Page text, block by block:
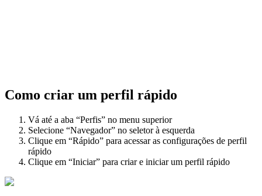
Como criar um perfil rápido
Vá até a aba “Perfis” no menu superior
Selecione “Navegador” no seletor à esquerda
Clique em “Rápido” para acessar as configurações de perfil
rápido
Clique em “Iniciar” para criar e iniciar um perfil rápido